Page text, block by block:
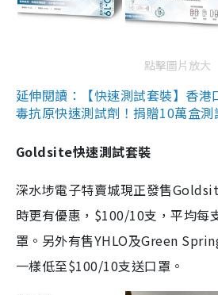
點擊圖片放大
延伸閱讀：【快速測試套裝】香
毒抗原快速測試劑！捐贈10萬盒
Goldsite快速測試套裝
深水埗電子特賣城現正發售
時更有優惠，$100/10支，平均每
罩。另外有售YHLO及Green
一樣低至$100/10支送口罩。